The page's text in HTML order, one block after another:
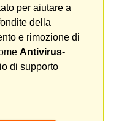
per aiutare a
della
e rimozione di
Antivirus-
di supporto